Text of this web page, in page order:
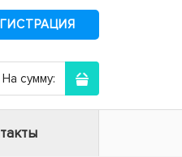
На сумму: